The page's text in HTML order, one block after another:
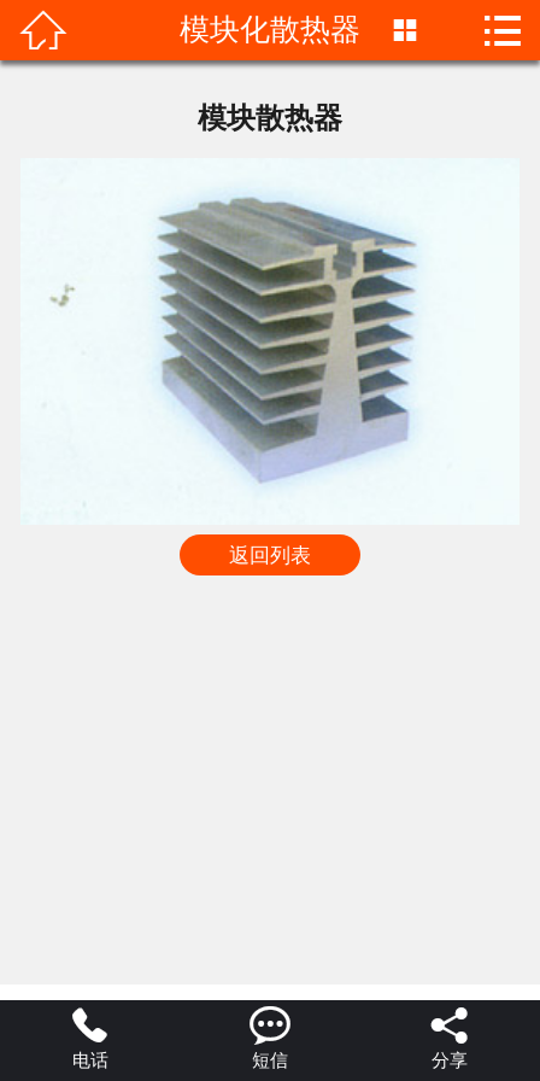
 首页
散热器参数
荣誉资质
车间一角
 模块化散热器  
模块散热器
返回列表

电话

短信

分享